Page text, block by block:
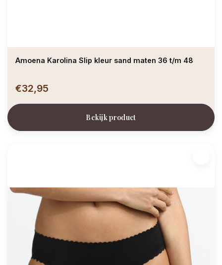
Amoena Karolina Slip kleur sand maten 36 t/m 48
€32,95
Bekijk product